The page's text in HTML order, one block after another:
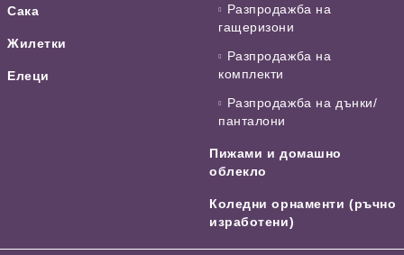
Сака
Жилетки
Елеци
Разпродажба на
гащеризони
Разпродажба на
комплекти
Разпродажба на дънки/
панталони
Пижами и домашно
облекло
Коледни орнаменти (ръчно
изработени)